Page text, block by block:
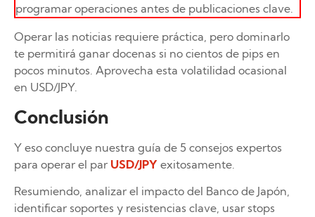
programar operaciones antes de publicaciones clave.
Operar las noticias requiere práctica, pero dominarlo
te permitirá ganar docenas si no cientos de pips en
pocos minutos. Aprovecha esta volatilidad ocasional
en USD/JPY.
Conclusión
Y eso concluye nuestra guía de 5 consejos expertos
para operar el par USD/JPY exitosamente.
Resumiendo, analizar el impacto del Banco de Japón,
identificar soportes y resistencias clave, usar stops